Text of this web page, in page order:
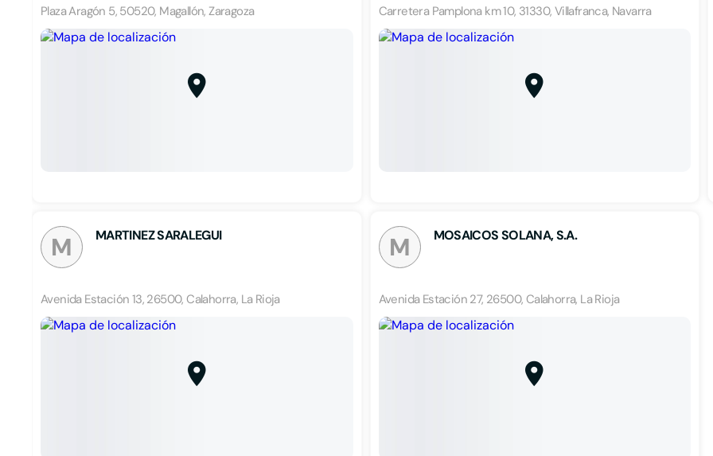
Plaza Aragón 5, 50520, Magallón, Zaragoza Carretera Pamplona km 10, 31330, Villafranca, Navarra
M MARTINEZ SARALEGUI
Avenida Estación 13, 26500, Calahorra, La Rioja
M MOSAICOS SOLANA, S.A.
Avenida Estación 27, 26500, Calahorra, La Rioja